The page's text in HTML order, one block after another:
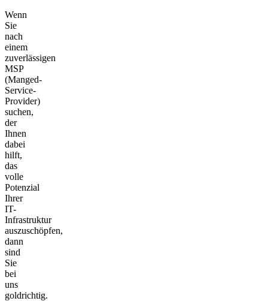
Wenn
Sie
nach
einem
zuverlässigen
MSP
(Manged-
Service-
Provider)
suchen,
der
Ihnen
dabei
hilft,
das
volle
Potenzial
Ihrer
IT-
Infrastruktur
auszuschöpfen,
dann
sind
Sie
bei
uns
goldrichtig.